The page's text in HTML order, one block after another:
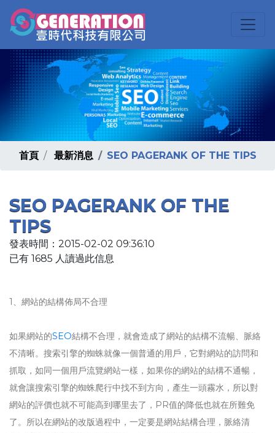
首頁 最新消息 SEO PAGERANK OF THE TIPS
SEO PAGERANK OF THE
TIPS
發表時間：2015-02-02 09:36:10
已有 1685 人讀過此信息
1、網站的結構佈局不合理
如果網站的SEO結構不合理，就會造成了網站的結構不流暢、脈絡
不清晰。搜索引擎的蜘蛛就像一個普通的用戶，它對網站的訪問和
抓取，如同一個用戶流覽網站一樣，如果你的網站的結構不通暢，
就會讓搜索引擎的蜘蛛爬行中找不到方向，產生一頭霧水，所以對
網站的評價也就不可能高到哪里去了，PR值的降低也就在所難免
了。所以在網站的改版過程中，一定要是網站結構合理，脈絡清